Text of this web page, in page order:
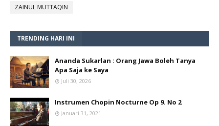
ZAINUL MUTTAQIN
TRENDING HARI INI
Ananda Sukarlan : Orang Jawa Boleh Tanya
Apa Saja ke Saya
Juli 30, 2026
Instrumen Chopin Nocturne Op 9. No 2
Januari 31, 2021